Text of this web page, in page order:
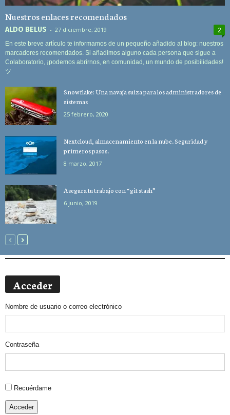
Nuestros enlaces recomendados
ALDO BELUS - 27 diciembre, 2019 2
En este breve artículo te informamos de un pequeño añadido al blog: nuestros
marcadores recomendados. Si añadimos alguno cada persona que sigue a
Colaboratorio, ¡podemos abrirnos, en comunidad, un mundo de posibilidades!
ツ
Snowflake: Una navaja suiza para los administradores de
sistemas
25 febrero, 2020
Nextcloud, almacenamiento en la nube. Seguridad y
primeros pasos.
8 marzo, 2017
Asegura tu trabajo con “git stash”
6 junio, 2019
Acceder
Nombre de usuario o correo electrónico
Contraseña
Alternative:
Recuérdame
Acceder